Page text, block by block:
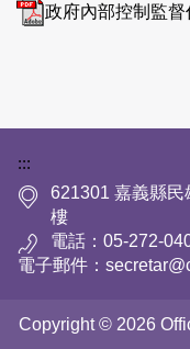
政府內部控制監
:::
621301 嘉義縣
樓
電話：05-272-
電子郵件：
Copyright © 2026